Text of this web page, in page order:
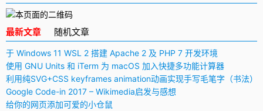
最新文章 随机文章
于 Windows 11 WSL 2 搭建 Apache 2 及 PHP 7 开发环境
使用 GNU Units 和 iTerm 为 macOS 加入快捷多功能计算器
利用纯SVG+CSS keyframes animation动画实现手写毛笔字（书法）
Google Code-in 2017 – Wikimedia启发与感想
给你的网页添加可爱的小仓鼠